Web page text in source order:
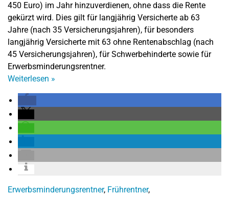
450 Euro) im Jahr hinzuverdienen, ohne dass die Rente
gekürzt wird. Dies gilt für langjährig Versicherte ab 63
Jahre (nach 35 Versicherungsjahren), für besonders
langjährig Versicherte mit 63 ohne Rentenabschlag (nach
45 Versicherungsjahren), für Schwerbehinderte sowie für
Erwerbsminderungsrentner.
Weiterlesen »
Erwerbsminderungsrentner, Frührentner,